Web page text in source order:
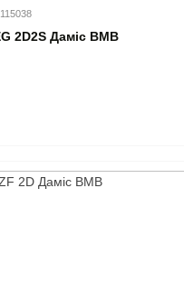
2D2S Даміс ВМВ